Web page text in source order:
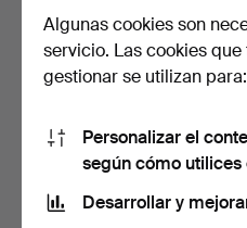
Algunas cookies son
servicio. Las cookies
gestionar se utilizan para:
Personalizar el
según cómo utilices
Desarrollar y